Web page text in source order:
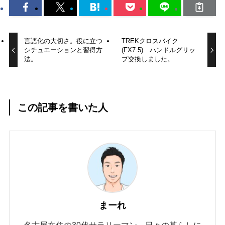
言語化の大切さ。役に立つ
シチュエーションと習得方
法。
TREKクロスバイク
(FX7.5) ハンドルグリッ
プ交換しました。
この記事を書いた人
まーれ